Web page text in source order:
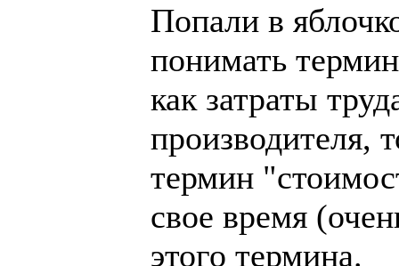
Попали в
понимать
как затраты
производителя,
термин
свое время
этого термина.